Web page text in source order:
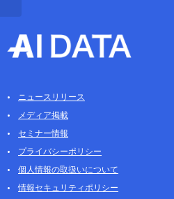
ニュースリリース
メディア掲載
セミナー情報
プライバシーポリシー
個人情報の取扱いについて
情報セキュリティポリシー